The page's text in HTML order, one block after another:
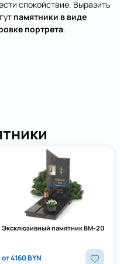
спокойствие. Выразить
памятники в виде
портрета.
Эксклюзивный памятник ВМ-20
от 4160 BYN